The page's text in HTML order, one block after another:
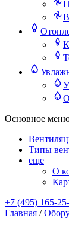
Основное
Типы
еще
О
+7 (495) 165-
Главная /